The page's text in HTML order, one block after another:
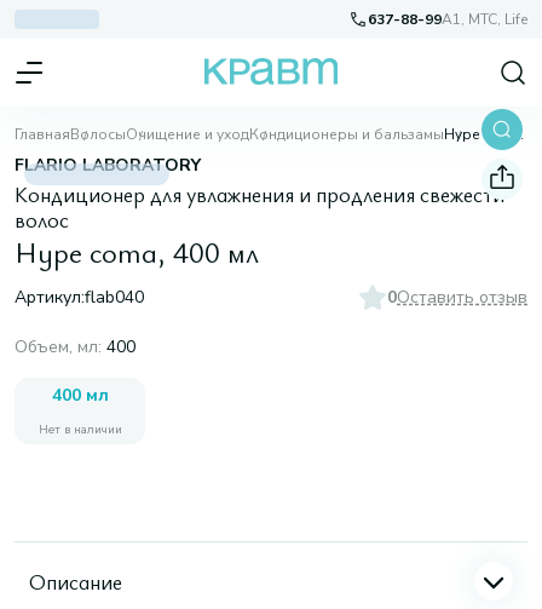
637-88-99A1, МТС, Life
ГлавнаяВолосыОчищение и уходКондиционеры и бальзамы Hype coma, 400 мл
FLARIO LABORATORY
Кондиционер для увлажнения и продления свежести
волос
Hype coma, 400 мл
Артикул:flab040 0Оставить отзыв
Объем, мл: 400
400 мл
Нет в наличии
Описание